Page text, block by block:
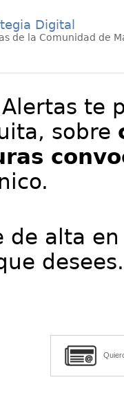
Digital
de la Comunidad de
te
sobre
de alta
desees.